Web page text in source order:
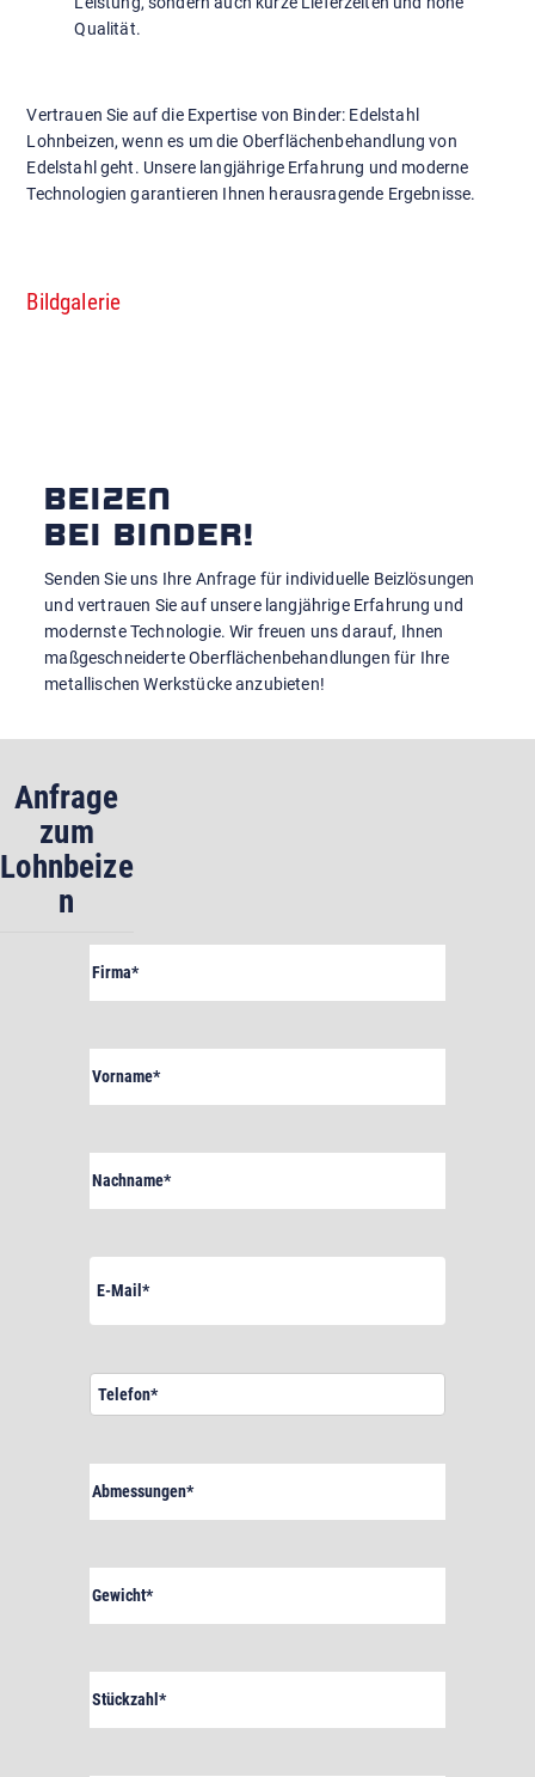
Qualität.
Vertrauen Sie auf die Expertise von Binder: Edelstahl
Lohnbeizen, wenn es um die Oberflächenbehandlung von
Edelstahl geht. Unsere langjährige Erfahrung und moderne
Technologien garantieren Ihnen herausragende Ergebnisse.
Bildgalerie
BEIZEN
BEI BINDER!
Senden Sie uns Ihre Anfrage für individuelle Beizlösungen
und vertrauen Sie auf unsere langjährige Erfahrung und
modernste Technologie. Wir freuen uns darauf, Ihnen
maßgeschneiderte Oberflächenbehandlungen für Ihre
metallischen Werkstücke anzubieten!
Anfrage
zum
Lohnbeize
n
MailPflichtfeld
Telefon*Pflichtfeld